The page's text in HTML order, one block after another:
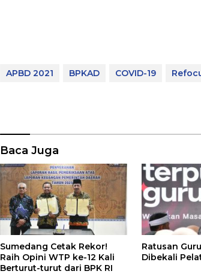
APBD 2021 BPKAD COVID-19
Baca Juga
Sumedang Cetak Rekor!
Raih Opini WTP ke-12 Kali
Berturut-turut dari BPK RI
Ratusan
Dibekali